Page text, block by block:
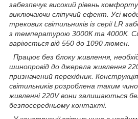
забезпечує високий рівень
виключаючи сліпучий ефект. Усі
трекових світильників із серії LR
з температурою 3000К та 4000К.
варіюється від 550 до 1090 люмен.
Працює без блоку живлення,
шинопровід до джерела живлення
призначений перехідник.
світильників розроблена таким
живленні 220V вони залишаються
безпосередньому контакті.